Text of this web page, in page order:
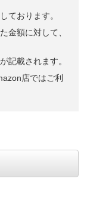
ております。
金額に対して、
記載されます。
店ではご利